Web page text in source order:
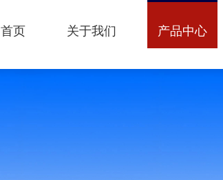
首页 关于我们 产品中心